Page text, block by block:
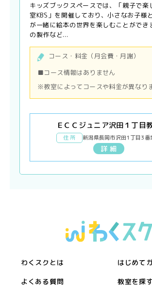
キッズブックスペースでは、「親子で楽
室KBS」を開催しており、小さなお子様
が一緒に絵本の世界を楽しむことができ
の製作など...
コース・料金（月会費・月謝）
■コース情報はありません
※教室によってコースや料金が異なりま
ＥＣＣジュニア沢田１丁目
住 所 新潟県長岡市沢田1丁目3番
詳 細
わくスクとは はじめて
よくある質問 教室を探す